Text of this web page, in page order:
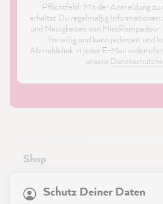
Pflichtfeld · Mit der Anmeldung
erhältst Du regelmäßig Informationen
und Neuigkeiten von
freiwillig und kann jederzeit und
Abmeldelink in jeder E-Mail
unsere
Shop
ServiceSchutz Deiner Daten